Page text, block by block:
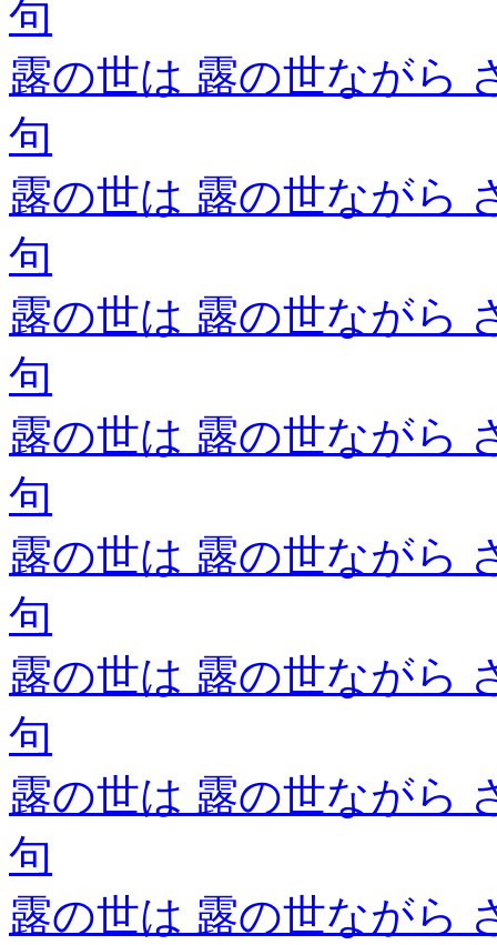
句
露の世は 露の世ながら
句
露の世は 露の世ながら
句
露の世は 露の世ながら
句
露の世は 露の世ながら
句
露の世は 露の世ながら
句
露の世は 露の世ながら
句
露の世は 露の世ながら
句
露の世は 露の世ながら